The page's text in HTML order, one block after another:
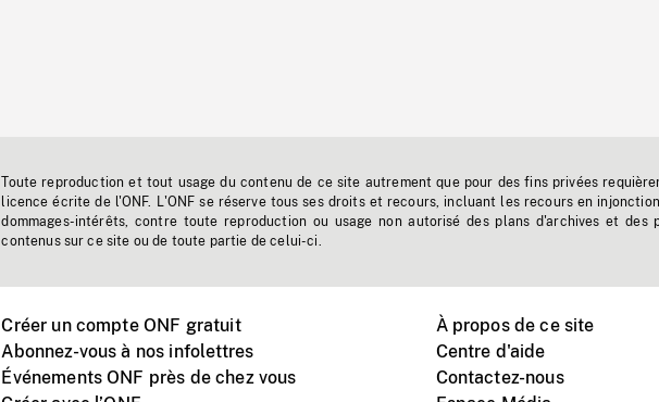
Toute reproduction et tout usage du contenu de ce site autrement que pour des fins privées
licence écrite de l'ONF. L'ONF se réserve tous ses droits et recours, incluant les recours en
dommages-intérêts, contre toute reproduction ou usage non autorisé des plans d'archives et des
contenus sur ce site ou de toute partie de celui-ci.
Créer un compte ONF gratuit
Abonnez-vous à nos infolettres
Événements ONF près de chez vous
À propos de ce site
Centre d'aide
Contactez-nous